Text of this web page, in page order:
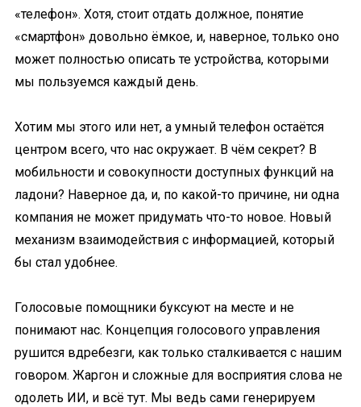
«телефон». Хотя, стоит отдать должное, понятие
«смартфон» довольно ёмкое, и, наверное, только оно
может полностью описать те устройства, которыми
мы пользуемся каждый день.
Хотим мы этого или нет, а умный телефон остаётся
центром всего, что нас окружает. В чём секрет? В
мобильности и совокупности доступных функций на
ладони? Наверное да, и, по какой-то причине, ни одна
компания не может придумать что-то новое. Новый
механизм взаимодействия с информацией, который
бы стал удобнее.
Голосовые помощники буксуют на месте и не
понимают нас. Концепция голосового управления
рушится вдребезги, как только сталкивается с нашим
говором. Жаргон и сложные для восприятия слова не
одолеть ИИ, и всё тут. Мы ведь сами генерируем